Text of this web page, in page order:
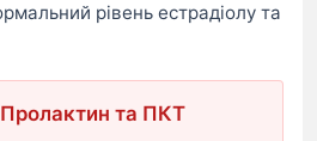
рівень естрадіолу та
Пролактин та ПКТ